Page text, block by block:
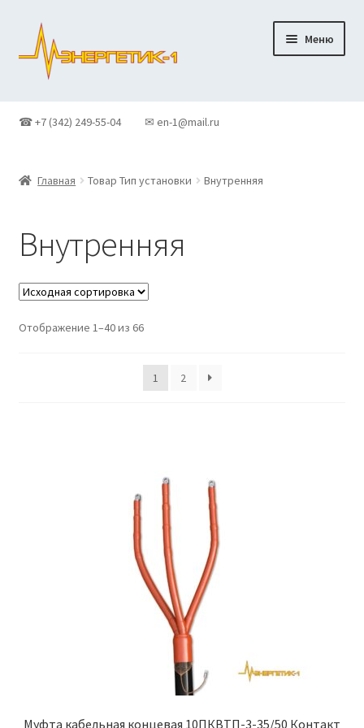
Перейти
навигации
Перейти
содержимому
Меню
Контакты
Корзина
☎ +7 (342) 249-55-04 ✉ en-1@mail.ru
Главная Товар Тип установки Внутренняя
Внутренняя
Отображение 1–40 из 66
1 2
Муфта кабельная концевая 10ПКВТП-3-35/50 Контакт